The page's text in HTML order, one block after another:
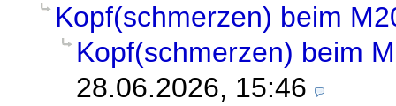
Kopf(schmerzen) beim
Kopf(schmerzen) beim
28.06.2026, 15:46